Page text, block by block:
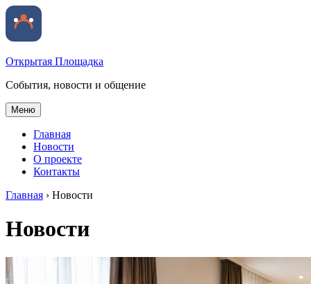
Открытая Площадка
События, новости и общение
Меню
Главная
Новости
О проекте
Контакты
Главная › Новости
Новости